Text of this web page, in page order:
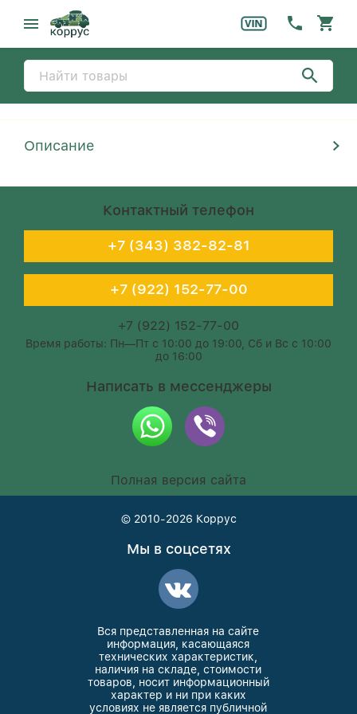
Описание
Контактный телефон
+7 (343) 382-82-81
+7 (922) 152-77-00
+7 (922) 152-77-00
Время работы: Пн—Пт с 10:00 до 19:00, Сб и Вс с 10:00
до 16:00
Написать в мессенджеры
Полная версия сайта
© 2010-2026 Коррус
Мы в соцсетях
Вся представленная на сайте
информация, касающаяся
технических характеристик,
наличия на складе, стоимости
товаров, носит информационный
характер и ни при каких
условиях не является публичной